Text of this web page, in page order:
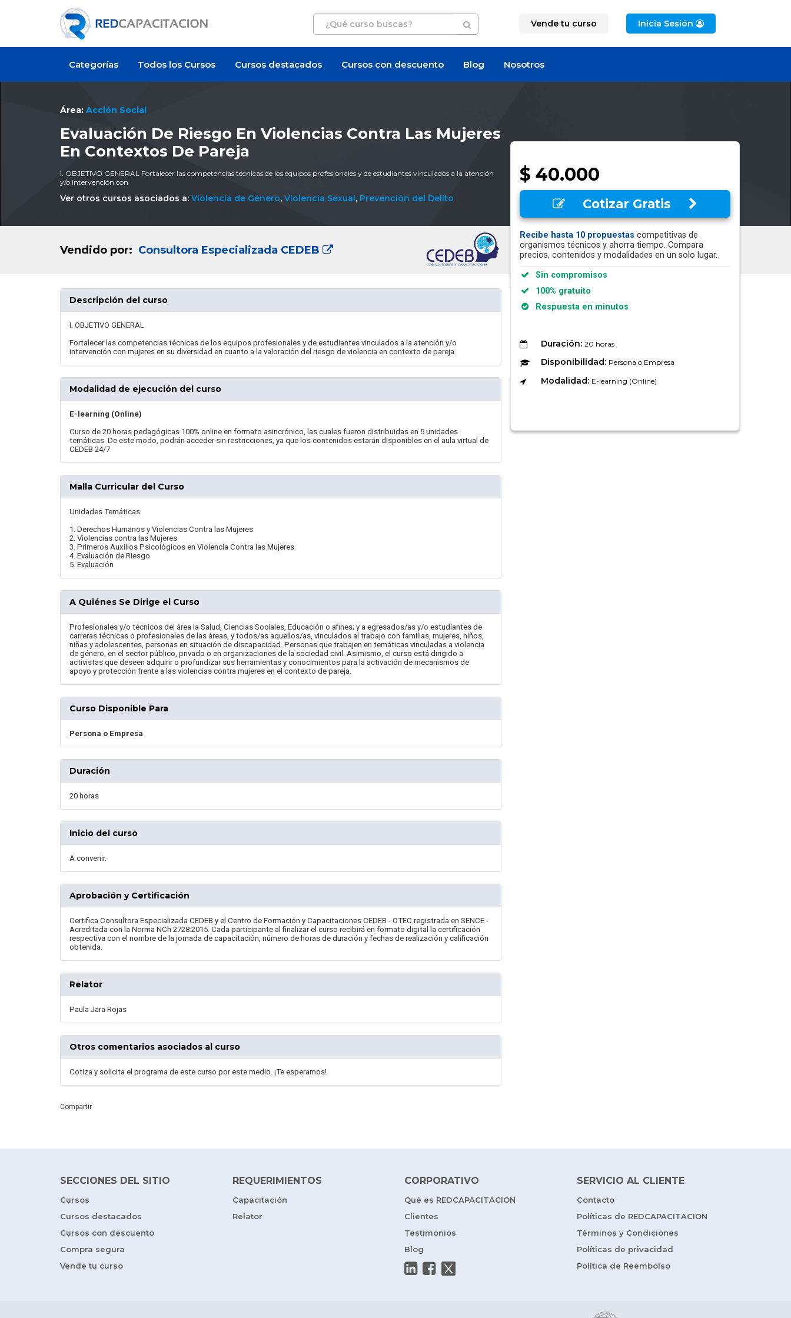
Vende tu curso Inicia Sesión
Categorías Todos los Cursos Cursos destacados Cursos con descuento Blog Nosotros
Área: Acción Social
Evaluación De Riesgo En Violencias Contra Las Mujeres
En Contextos De Pareja
I. OBJETIVO GENERAL Fortalecer las competencias técnicas de los equipos profesionales y de estudiantes vinculados a la atención
y/o intervención con
Ver otros cursos asociados a: Violencia de Género, Violencia Sexual, Prevención del Delito
Vendido por: Consultora Especializada CEDEB
$ 40.000
Cotizar Gratis
Recibe hasta 10 propuestas competitivas de
organismos técnicos y ahorra tiempo. Compara
precios, contenidos y modalidades en un solo lugar.
Sin compromisos
100% gratuito
Respuesta en minutos
Duración: 20 horas
Disponibilidad: Persona o Empresa
Modalidad: E-learning (Online)
Descripción del curso
I. OBJETIVO GENERAL
Fortalecer las competencias técnicas de los equipos profesionales y de estudiantes vinculados a la atención y/o
intervención con mujeres en su diversidad en cuanto a la valoración del riesgo de violencia en contexto de pareja.
Modalidad de ejecución del curso
E-learning (Online)
Curso de 20 horas pedagógicas 100% online en formato asincrónico, las cuales fueron distribuidas en 5 unidades
temáticas. De este modo, podrán acceder sin restricciones, ya que los contenidos estarán disponibles en el aula virtual de
CEDEB 24/7.
Malla Curricular del Curso
Unidades Temáticas:
1. Derechos Humanos y Violencias Contra las Mujeres
2. Violencias contra las Mujeres
3. Primeros Auxilios Psicológicos en Violencia Contra las Mujeres
4. Evaluación de Riesgo
5. Evaluación
A Quiénes Se Dirige el Curso
Profesionales y/o técnicos del área la Salud, Ciencias Sociales, Educación o afines; y a egresados/as y/o estudiantes de
carreras técnicas o profesionales de las áreas, y todos/as aquellos/as, vinculados al trabajo con familias, mujeres, niños,
niñas y adolescentes, personas en situación de discapacidad. Personas que trabajen en temáticas vinculadas a violencia
de género, en el sector público, privado o en organizaciones de la sociedad civil. Asimismo, el curso está dirigido a
activistas que deseen adquirir o profundizar sus herramientas y conocimientos para la activación de mecanismos de
apoyo y protección frente a las violencias contra mujeres en el contexto de pareja.
Curso Disponible Para
Persona o Empresa
Duración
20 horas
Inicio del curso
A convenir.
Aprobación y Certificación
Certifica Consultora Especializada CEDEB y el Centro de Formación y Capacitaciones CEDEB - OTEC registrada en SENCE -
Acreditada con la Norma NCh 2728:2015. Cada participante al finalizar el curso recibirá en formato digital la certificación
respectiva con el nombre de la jornada de capacitación, número de horas de duración y fechas de realización y calificación
obtenida.
Relator
Paula Jara Rojas
Otros comentarios asociados al curso
Cotiza y solicita el programa de este curso por este medio. ¡Te esperamos!
Compartir
SECCIONES DEL SITIO
Cursos
Cursos destacados
Cursos con descuento
Compra segura
Vende tu curso
REQUERIMIENTOS
Capacitación
Relator
CORPORATIVO
Qué es REDCAPACITACION
Clientes
Testimonios
Blog
SERVICIO AL CLIENTE
Contacto
Políticas de REDCAPACITACION
Términos y Condiciones
Políticas de privacidad
Política de Reembolso